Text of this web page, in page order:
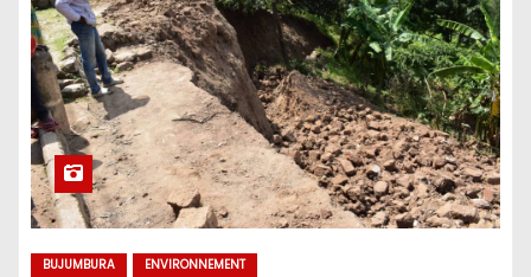
BUJUMBURA ENVIRONNEMENT